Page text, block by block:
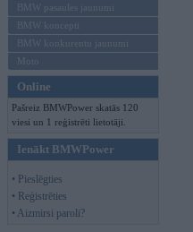
BMW pasaules jaunumi
BMW koncepti
BMW konkurentu jaunumi
Moto
Online
Pašreiz BMWPower skatās 120
viesi un 1 reģistrēti lietotāji.
Ienākt BMWPower
• Pieslēgties
• Reģistrēties
• Aizmirsi paroli?